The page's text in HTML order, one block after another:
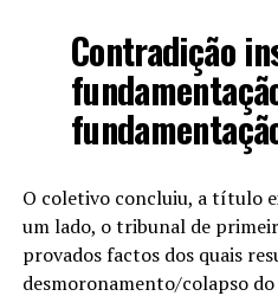
Contradição
O coletivo concluiu, a título
um lado, o tribunal de
provados factos dos quais
desmoronamento/colapso